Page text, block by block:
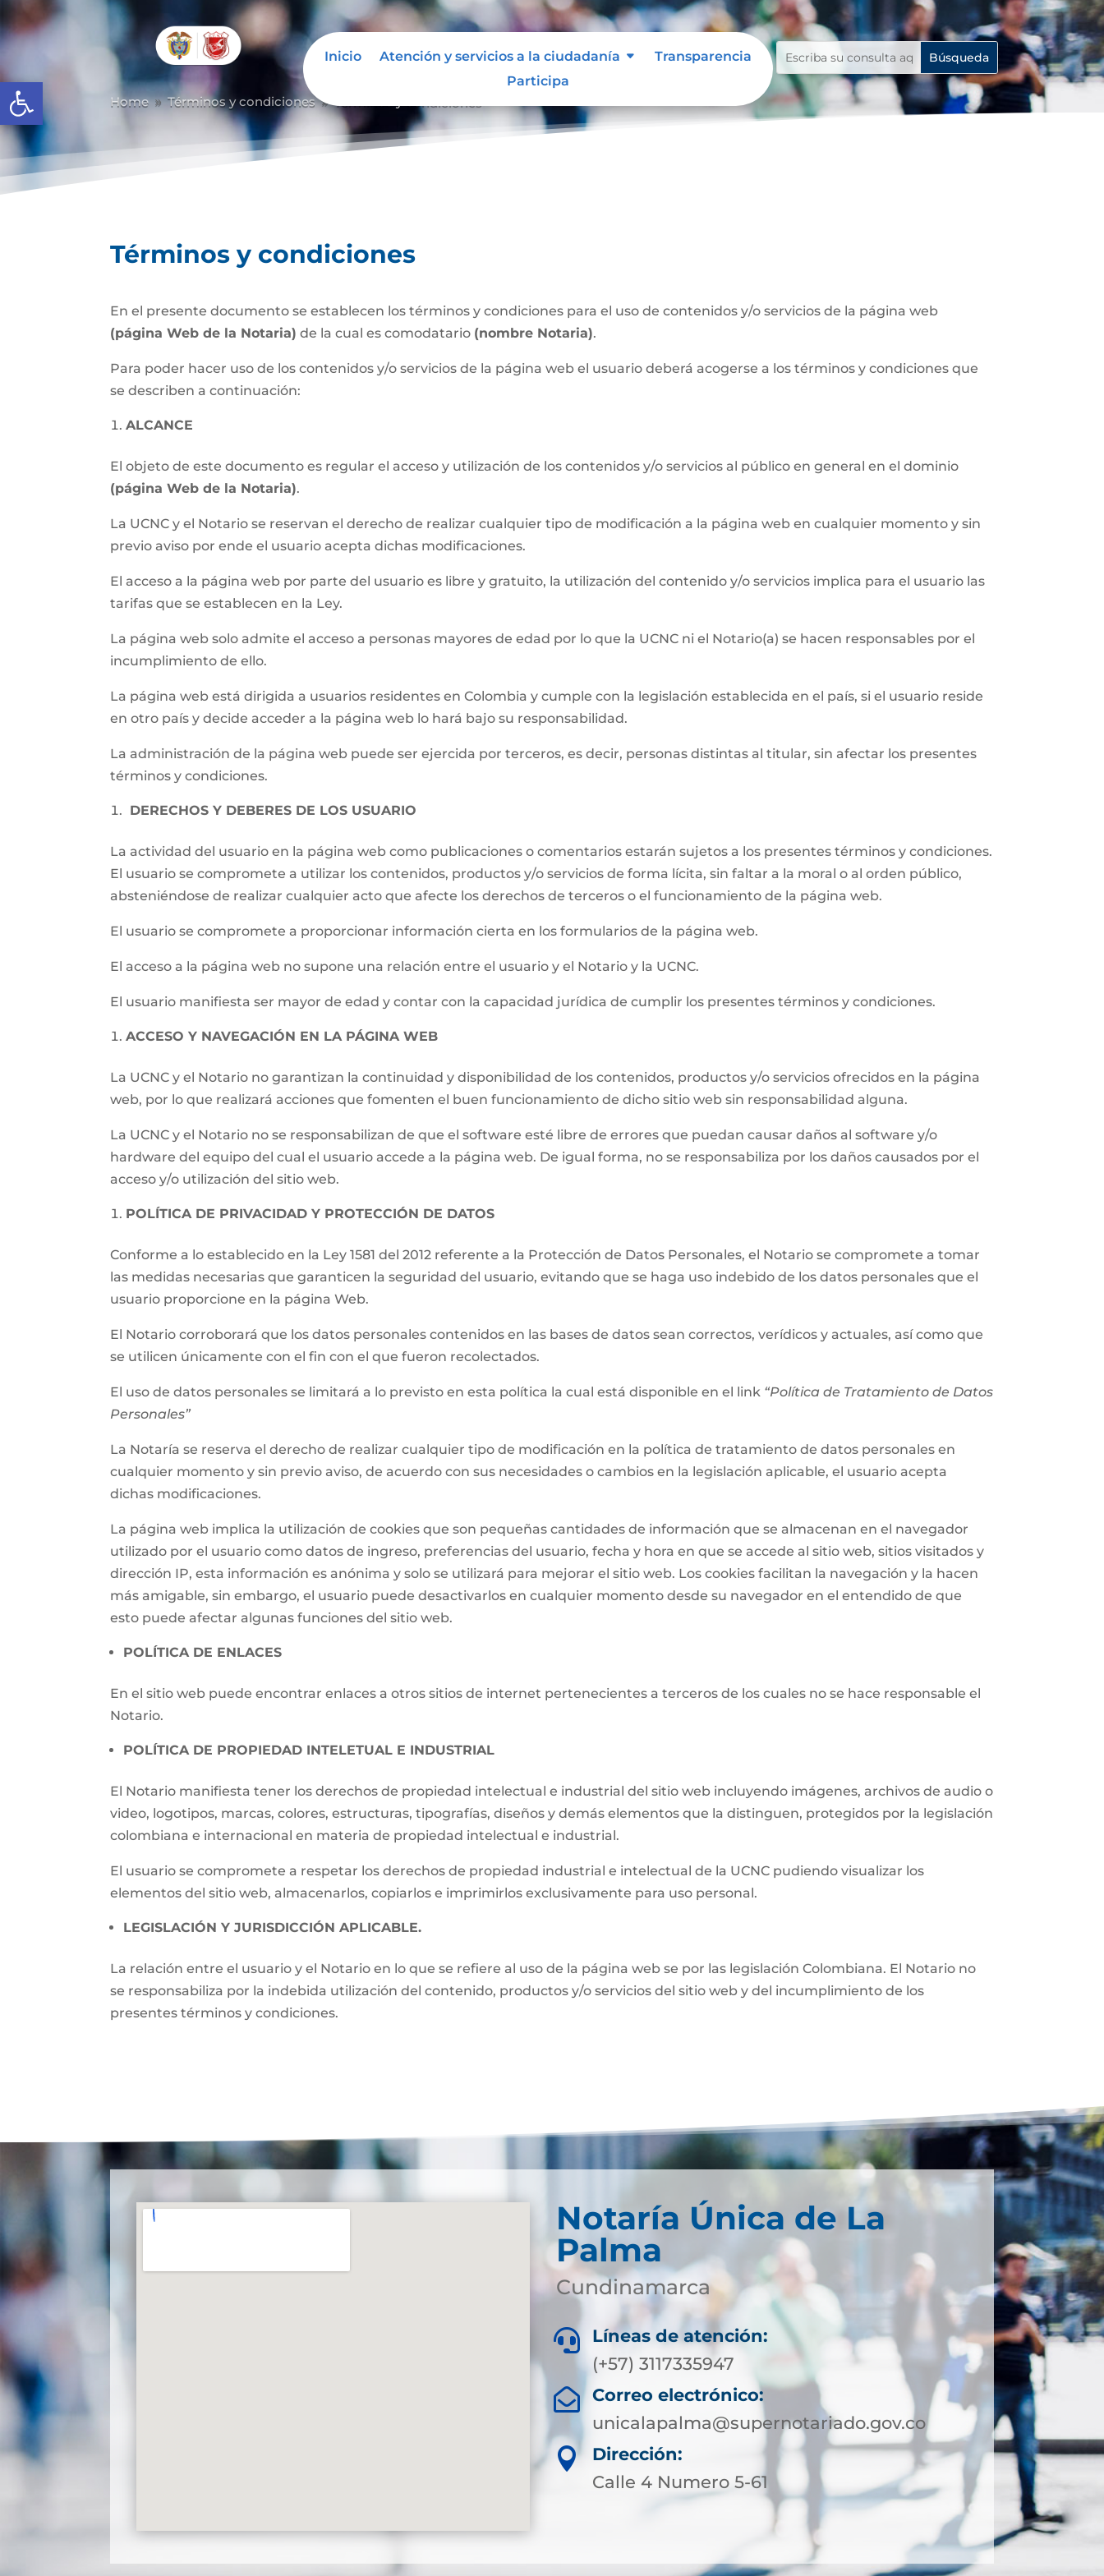
Abrir barra de herramientas
Inicio Atención y servicios a la ciudadanía
Transparencia
Participa
Home 9 Términos y condiciones 9
Términos y condiciones
En el presente documento se establecen los términos y condiciones para el uso de contenidos y/o servicios de la página web
(página Web de la Notaria) de la cual es comodatario (nombre Notaria).
Para poder hacer uso de los contenidos y/o servicios de la página web el usuario deberá acogerse a los términos y condiciones que
se describen a continuación:
ALCANCE
El objeto de este documento es regular el acceso y utilización de los contenidos y/o servicios al público en general en el dominio
(página Web de la Notaria).
La UCNC y el Notario se reservan el derecho de realizar cualquier tipo de modificación a la página web en cualquier momento y sin
previo aviso por ende el usuario acepta dichas modificaciones.
El acceso a la página web por parte del usuario es libre y gratuito, la utilización del contenido y/o servicios implica para el usuario las
tarifas que se establecen en la Ley.
La página web solo admite el acceso a personas mayores de edad por lo que la UCNC ni el Notario(a) se hacen responsables por el
incumplimiento de ello.
La página web está dirigida a usuarios residentes en Colombia y cumple con la legislación establecida en el país, si el usuario reside
en otro país y decide acceder a la página web lo hará bajo su responsabilidad.
La administración de la página web puede ser ejercida por terceros, es decir, personas distintas al titular, sin afectar los presentes
términos y condiciones.
DERECHOS Y DEBERES DE LOS USUARIO
La actividad del usuario en la página web como publicaciones o comentarios estarán sujetos a los presentes términos y condiciones.
El usuario se compromete a utilizar los contenidos, productos y/o servicios de forma lícita, sin faltar a la moral o al orden público,
absteniéndose de realizar cualquier acto que afecte los derechos de terceros o el funcionamiento de la página web.
El usuario se compromete a proporcionar información cierta en los formularios de la página web.
El acceso a la página web no supone una relación entre el usuario y el Notario y la UCNC.
El usuario manifiesta ser mayor de edad y contar con la capacidad jurídica de cumplir los presentes términos y condiciones.
ACCESO Y NAVEGACIÓN EN LA PÁGINA WEB
La UCNC y el Notario no garantizan la continuidad y disponibilidad de los contenidos, productos y/o servicios ofrecidos en la página
web, por lo que realizará acciones que fomenten el buen funcionamiento de dicho sitio web sin responsabilidad alguna.
La UCNC y el Notario no se responsabilizan de que el software esté libre de errores que puedan causar daños al software y/o
hardware del equipo del cual el usuario accede a la página web. De igual forma, no se responsabiliza por los daños causados por el
acceso y/o utilización del sitio web.
POLÍTICA DE PRIVACIDAD Y PROTECCIÓN DE DATOS
Conforme a lo establecido en la Ley 1581 del 2012 referente a la Protección de Datos Personales, el Notario se compromete a tomar
las medidas necesarias que garanticen la seguridad del usuario, evitando que se haga uso indebido de los datos personales que el
usuario proporcione en la página Web.
El Notario corroborará que los datos personales contenidos en las bases de datos sean correctos, verídicos y actuales, así como que
se utilicen únicamente con el fin con el que fueron recolectados.
El uso de datos personales se limitará a lo previsto en esta política la cual está disponible en el link “Política de Tratamiento de Datos
Personales”
La Notaría se reserva el derecho de realizar cualquier tipo de modificación en la política de tratamiento de datos personales en
cualquier momento y sin previo aviso, de acuerdo con sus necesidades o cambios en la legislación aplicable, el usuario acepta
dichas modificaciones.
La página web implica la utilización de cookies que son pequeñas cantidades de información que se almacenan en el navegador
utilizado por el usuario como datos de ingreso, preferencias del usuario, fecha y hora en que se accede al sitio web, sitios visitados y
dirección IP, esta información es anónima y solo se utilizará para mejorar el sitio web. Los cookies facilitan la navegación y la hacen
más amigable, sin embargo, el usuario puede desactivarlos en cualquier momento desde su navegador en el entendido de que
esto puede afectar algunas funciones del sitio web.
POLÍTICA DE ENLACES
En el sitio web puede encontrar enlaces a otros sitios de internet pertenecientes a terceros de los cuales no se hace responsable el
Notario.
POLÍTICA DE PROPIEDAD INTELETUAL E INDUSTRIAL
El Notario manifiesta tener los derechos de propiedad intelectual e industrial del sitio web incluyendo imágenes, archivos de audio o
video, logotipos, marcas, colores, estructuras, tipografías, diseños y demás elementos que la distinguen, protegidos por la legislación
colombiana e internacional en materia de propiedad intelectual e industrial.
El usuario se compromete a respetar los derechos de propiedad industrial e intelectual de la UCNC pudiendo visualizar los
elementos del sitio web, almacenarlos, copiarlos e imprimirlos exclusivamente para uso personal.
LEGISLACIÓN Y JURISDICCIÓN APLICABLE.
La relación entre el usuario y el Notario en lo que se refiere al uso de la página web se por las legislación Colombiana. El Notario no
se responsabiliza por la indebida utilización del contenido, productos y/o servicios del sitio web y del incumplimiento de los
presentes términos y condiciones.
Notaría Única de La
Palma
Cundinamarca

Líneas de atención:
(+57) 3117335947

Correo electrónico:
unicalapalma@supernotariado.gov.co

Dirección:
Calle 4 Numero 5-61